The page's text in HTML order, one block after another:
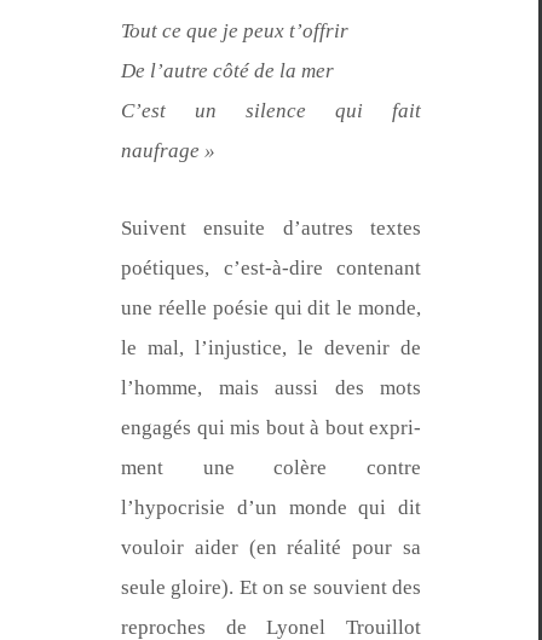
Tout ce que je peux t’offrir
De l’autre côté de la mer
C’est un silence qui fait
naufrage »
Suiv­ent ensuite d’autres textes
poé­tiques, c’est-à-dire con­tenant
une réelle poésie qui dit le monde,
le mal, l’in­jus­tice, le devenir de
l’homme, mais aus­si des mots
engagés qui mis bout à bout expri­
ment une colère con­tre
l’hypocrisie d’un monde qui dit
vouloir aider (en réal­ité pour sa
seule gloire). Et on se sou­vient des
reproches de Lyonel Trouil­lot